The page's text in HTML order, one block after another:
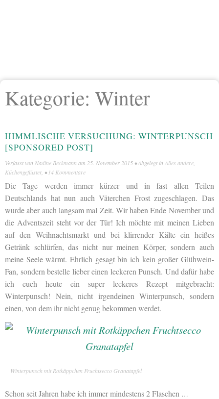
Kategorie: Winter
HIMMLISCHE VERSUCHUNG: WINTERPUNSCH
[SPONSORED POST]
Verfasst von Nadine Beckmann am 25. November 2015 • Abgelegt in Alles andere
Küchengeflüster, • 14 Kommentare
Die Tage werden immer kürzer und in fast allen Teilen
Deutschlands hat nun auch Väterchen Frost zugeschlagen. Das
wurde aber auch langsam mal Zeit. Wir haben Ende November und
die Adventszeit steht vor der Tür! Ich möchte mit meinen Lieben
auf den Weihnachtsmarkt und bei klirrender Kälte ein heißes
Getränk schlürfen, das nicht nur meinen Körper, sondern auch
meine Seele wärmt. Ehrlich gesagt bin ich kein großer Glühwein-
Fan, sondern bestelle lieber einen leckeren Punsch. Und dafür habe
ich euch heute ein super leckeres Rezept mitgebracht:
Winterpunsch! Nein, nicht irgendeinen Winterpunsch, sondern
einen, von dem ihr nicht genug bekommen werdet.
Winterpunsch mit Rotkäppchen Fruchtsecco Granatapfel
Schon seit Jahren habe ich immer mindestens 2 Flaschen …